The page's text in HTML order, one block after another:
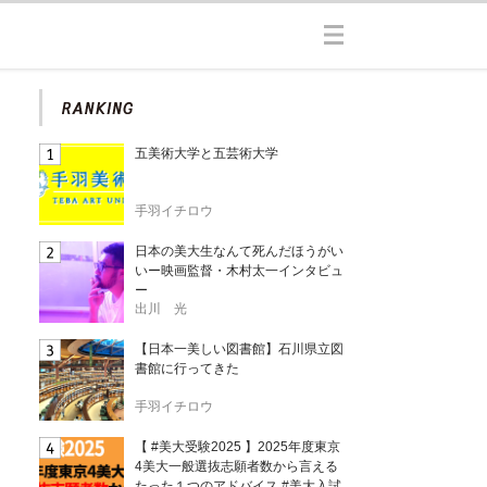
五美術大学と五芸術大学
手羽イチロウ
日本の美大生なんて死んだほうがい
いー映画監督・木村太一インタビュ
ー
出川 光
【日本一美しい図書館】石川県立図
書館に行ってきた
手羽イチロウ
【 #美大受験2025 】2025年度東京
4美大一般選抜志願者数から言える